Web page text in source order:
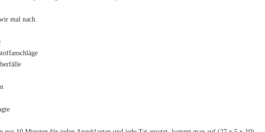
mal nach.